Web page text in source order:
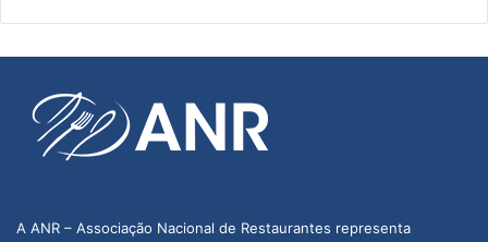
A ANR – Associação Nacional de Restaurantes representa